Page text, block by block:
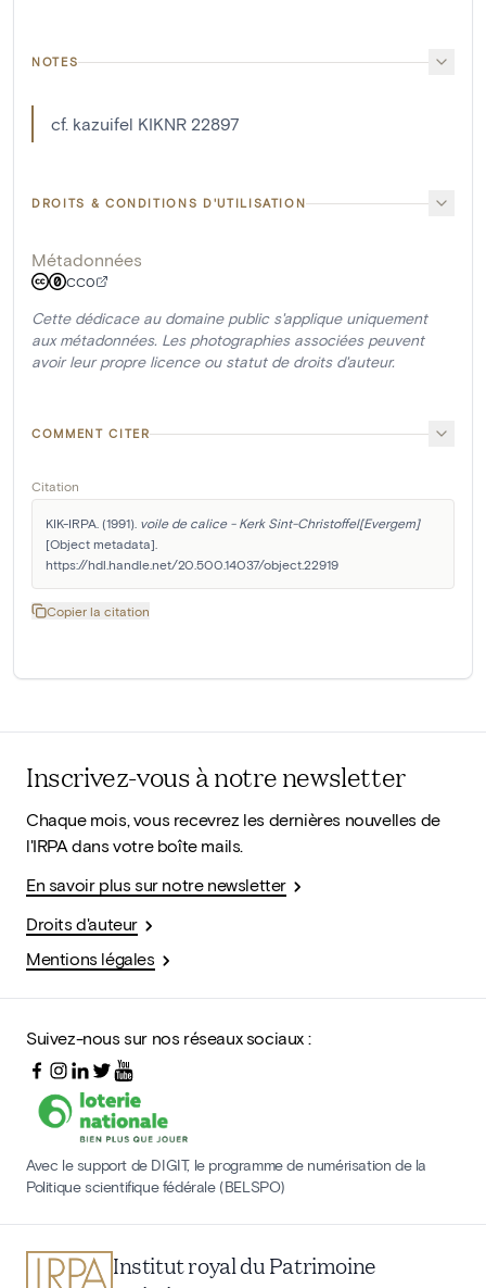
NOTES
cf. kazuifel KIKNR 22897
DROITS & CONDITIONS D'UTILISATION
Métadonnées
CC0
Cette dédicace au domaine public s'applique uniquement
aux métadonnées. Les photographies associées peuvent
avoir leur propre licence ou statut de droits d'auteur.
COMMENT CITER
Citation
KIK-IRPA. (1991). voile de calice - Kerk Sint-Christoffel[Evergem]
[Object metadata].
https://hdl.handle.net/20.500.14037/object.22919
Copier la citation
Inscrivez-vous à notre newsletter
Chaque mois, vous recevrez les dernières nouvelles de
l'IRPA dans votre boîte mails.
En savoir plus sur notre newsletter
Droits d'auteur
Mentions légales
Suivez-nous sur nos réseaux sociaux :
Avec le support de DIGIT, le programme de numérisation de la
Politique scientifique fédérale (BELSPO)
Institut royal du Patrimoine